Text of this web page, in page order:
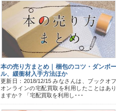
本の売り方まとめ｜梱包のコツ・ダンボー
ル、緩衝材入手方法ほか
更新日：2018/12/15 みなさんは、ブックオフ
オンラインの宅配買取を利用したことはあり
ますか？ 「宅配買取を利用し･･･